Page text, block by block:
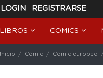
LOGIN | REGISTRARSE
LIBROS COMICS
Inicio Cómic Cómic europeo